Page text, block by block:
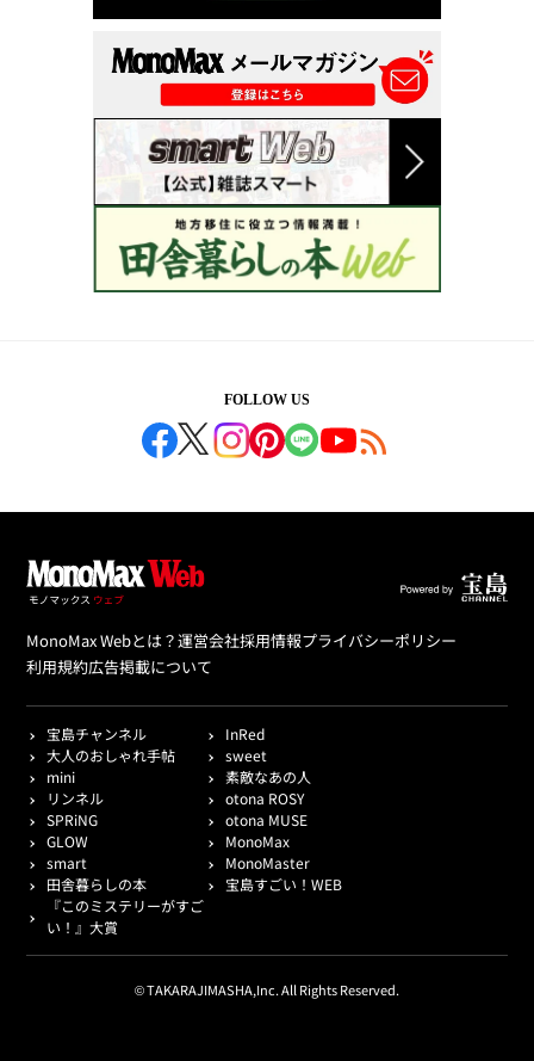
FOLLOW US
MonoMax Webとは？運営会社採用情報プライバシーポリシー
利用規約広告掲載について
宝島チャンネル
InRed
大人のおしゃれ手帖
sweet
mini
素敵なあの人
リンネル
otona ROSY
SPRiNG
otona MUSE
GLOW
MonoMax
smart
MonoMaster
田舎暮らしの本
宝島すごい！WEB
『このミステリーがすご
い！』大賞
© TAKARAJIMASHA,Inc. All Rights Reserved.